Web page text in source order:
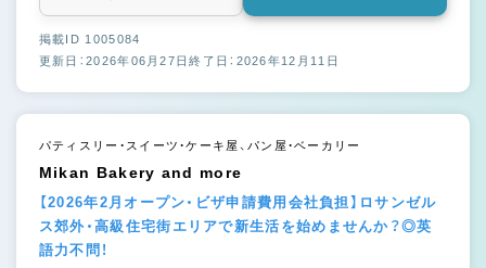
掲載ID 1005084
更新日：2026年06月27日終了日：2026年12月11日
パティスリー・スイーツ・ケーキ屋、パン屋・ベーカリー
Mikan Bakery and more
【2026年2月オープン・ビザ申請費用会社負担】ロサンゼル
ス郊外・高級住宅街エリアで新生活を始めませんか？◎英
語力不問！